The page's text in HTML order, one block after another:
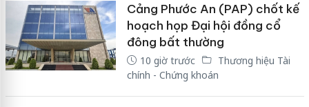
Cảng Phước An (PAP) chốt kế
hoạch họp Đại hội đồng cổ
đông bất thường
10 giờ trước
Thương hiệu Tài
chính - Chứng khoán